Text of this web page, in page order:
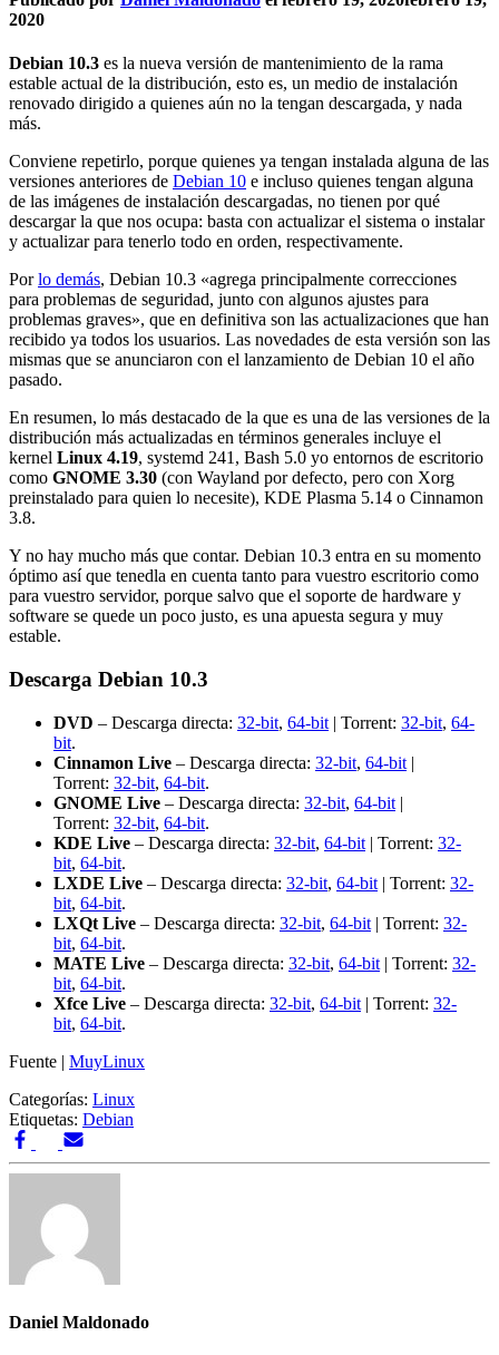
2020
Debian 10.3 es la nueva versión de mantenimiento de la rama
estable actual de la distribución, esto es, un medio de instalación
renovado dirigido a quienes aún no la tengan descargada, y nada
más.
Conviene repetirlo, porque quienes ya tengan instalada alguna de las
versiones anteriores de Debian 10 e incluso quienes tengan alguna
de las imágenes de instalación descargadas, no tienen por qué
descargar la que nos ocupa: basta con actualizar el sistema o instalar
y actualizar para tenerlo todo en orden, respectivamente.
Porlo demás, Debian 10.3 «agrega principalmente correcciones
para problemas de seguridad, junto con algunos ajustes para
problemas graves», que en definitiva son las actualizaciones que han
recibido ya todos los usuarios. Las novedades de esta versión son las
mismas que se anunciaron con el lanzamiento de Debian 10 el año
pasado.
En resumen, lo más destacado de la que es una de las versiones de la
distribución más actualizadas en términos generales incluye el
kernel Linux 4.19, systemd 241, Bash 5.0 yo entornos de escritorio
como GNOME 3.30 (con Wayland por defecto, pero con Xorg
preinstalado para quien lo necesite), KDE Plasma 5.14 o Cinnamon
3.8.
Y no hay mucho más que contar. Debian 10.3 entra en su momento
óptimo así que tenedla en cuenta tanto para vuestro escritorio como
para vuestro servidor, porque salvo que el soporte de hardware y
software se quede un poco justo, es una apuesta segura y muy
estable.
Descarga Debian 10.3
DVD – Descarga directa: 32-bit, 64-bit | Torrent: 32-bit, 64-
bit.
Cinnamon Live – Descarga directa: 32-bit, 64-bit |
Torrent: 32-bit, 64-bit.
GNOME Live – Descarga directa: 32-bit, 64-bit |
Torrent: 32-bit, 64-bit.
KDE Live – Descarga directa: 32-bit, 64-bit | Torrent: 32-
bit, 64-bit.
LXDE Live – Descarga directa: 32-bit, 64-bit | Torrent: 32-
bit, 64-bit.
LXQt Live – Descarga directa: 32-bit, 64-bit | Torrent: 32-
bit, 64-bit.
MATE Live – Descarga directa: 32-bit, 64-bit | Torrent: 32-
bit, 64-bit.
Xfce Live – Descarga directa: 32-bit, 64-bit | Torrent: 32-
bit, 64-bit.
Fuente | MuyLinux
Categorías: Linux
Etiquetas: Debian
Daniel Maldonado